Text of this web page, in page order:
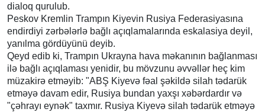
dialoq qurulub.
Peskov Kremlin Trampın Kiyevin Rusiya Federasiyasına
endirdiyi zərbələrlə bağlı açıqlamalarında eskalasiya deyil,
yanılma gördüyünü deyib.
Qeyd edib ki, Trampın Ukrayna hava məkanının bağlanması
ilə bağlı açıqlaması yenidir, bu mövzunu əvvəllər heç kim
müzakirə etməyib: "ABŞ Kiyevə fəal şəkildə silah tədarük
etməyə davam edir, Rusiya bundan yaxşı xəbərdardır və
"çəhrayı eynək" taxmır. Rusiya Kiyevə silah tədarük etməyə